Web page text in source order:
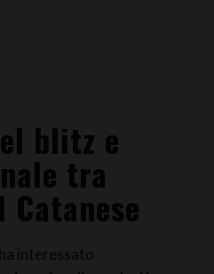
blitz e
tra
interessato